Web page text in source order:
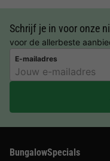
Schrijf je in voor onze
voor de allerbeste
E-mailadres
BungalowSpecials